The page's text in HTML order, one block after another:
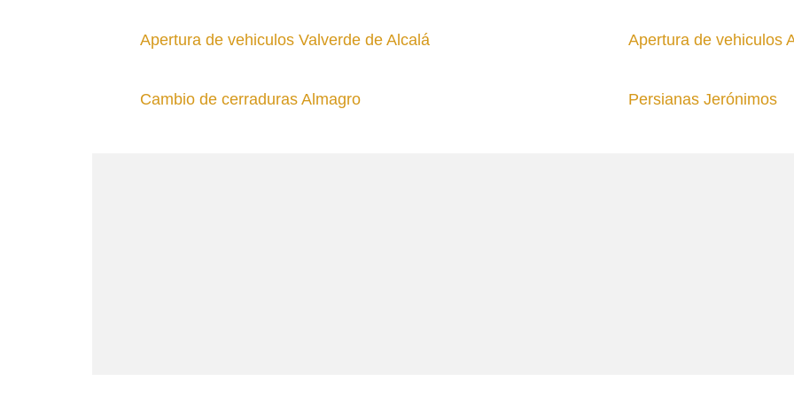
Apertura de vehiculos Valverde de Alcalá Apertura de vehiculos
Cambio de cerraduras Almagro Persianas Jerónimos